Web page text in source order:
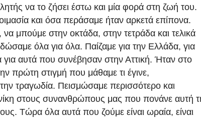
να το ζήσει έστω και μία φορά στη ζωή του.
και όσα περάσαμε ήταν αρκετά επίπονα.
μπούμε στην οκτάδα, στην τετράδα και τελικά
όλα για όλα. Παίζαμε για την Ελλάδα, για
αυτά που συνέβησαν στην Αττική. Ήταν στο
πρώτη στιγμή που μάθαμε τι έγινε,
τραγωδία. Πεισμώσαμε περισσότερο και
στους συνανθρώπους μας που πονάνε αυτή
Τώρα όλα αυτά που ζούμε είναι ωραία, είναι